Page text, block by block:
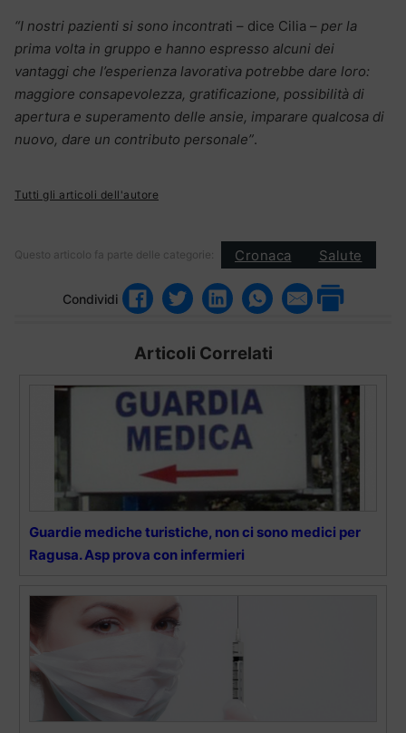
“I nostri pazienti si sono incontrati – dice Cilia – per la
prima volta in gruppo e hanno espresso alcuni dei
vantaggi che l’esperienza lavorativa potrebbe dare loro:
maggiore consapevolezza, gratificazione, possibilità di
apertura e superamento delle ansie, imparare qualcosa di
nuovo, dare un contributo personale”.
Tutti gli articoli dell'autore
Questo articolo fa parte delle categorie: Cronaca Salute
Condividi
Articoli Correlati
Guardie mediche turistiche, non ci sono medici per
Ragusa. Asp prova con infermieri